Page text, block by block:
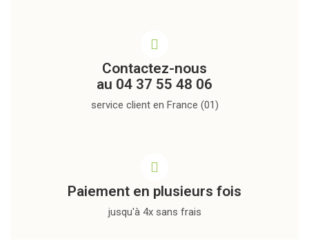
Contactez-nous
au 04 37 55 48 06
service client en France (01)
Paiement en plusieurs fois
jusqu'à 4x sans frais